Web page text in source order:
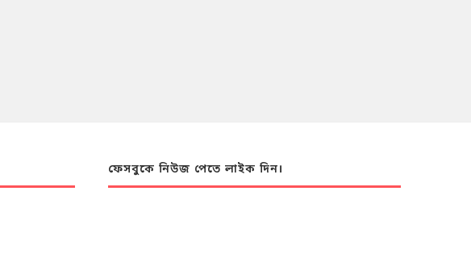
ফেসবুকে নিউজ পেতে লাইক দিন।